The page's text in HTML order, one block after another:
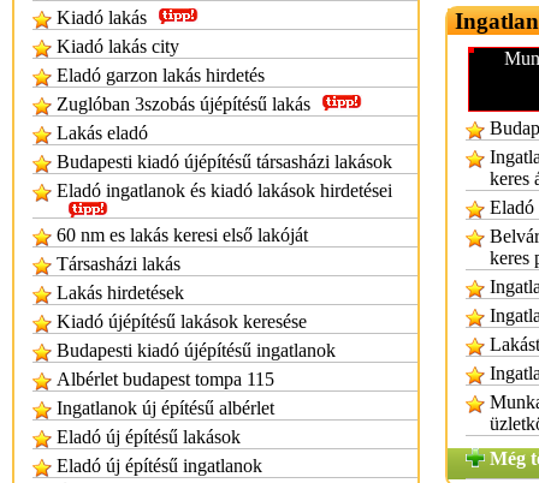
Kiadó lakás
Kiadó lakás city
Eladó garzon lakás hirdetés
Zuglóban 3szobás újépítésű lakás
Lakás eladó
Budapesti kiadó újépítésű társasházi lakások
Eladó ingatlanok és kiadó lakások hirdetései
60 nm es lakás keresi első lakóját
Társasházi lakás
Lakás hirdetések
Kiadó újépítésű lakások keresése
Budapesti kiadó újépítésű ingatlanok
Albérlet budapest tompa 115
Ingatlanok új építésű albérlet
Eladó új építésű lakások
Eladó új építésű ingatlanok
keres
Eladó
keres
Még